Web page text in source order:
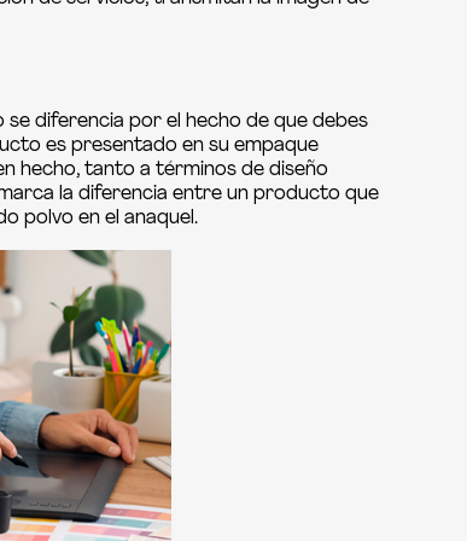
diferencia por el hecho de que debes
es presentado en su empaque
hecho, tanto a términos de diseño
la diferencia entre un producto que
polvo en el anaquel.